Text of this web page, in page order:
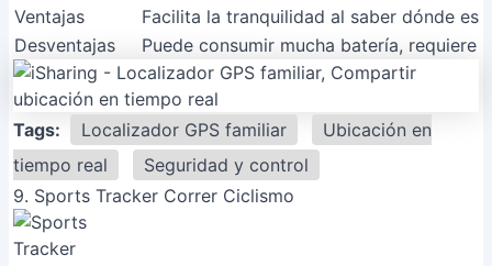
Ventajas
Facilita la tranquilidad al saber dónde
Desventajas
Puede consumir mucha batería,
Tags: Localizador GPS familiar
Ubicación en
tiempo real
Seguridad y control
9. Sports Tracker Correr Ciclismo